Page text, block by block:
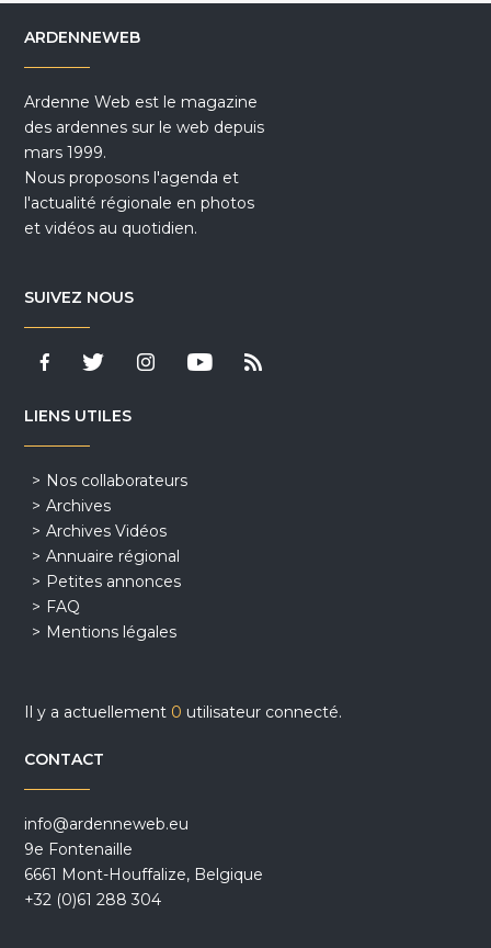
ARDENNEWEB
Ardenne Web est le magazine
des ardennes sur le web depuis
mars 1999.
Nous proposons l'agenda et
l'actualité régionale en photos
et vidéos au quotidien.
SUIVEZ NOUS
LIENS UTILES
Nos collaborateurs
Archives
Archives Vidéos
Annuaire régional
Petites annonces
FAQ
Mentions légales
Il y a actuellement 0 utilisateur connecté.
CONTACT
info@ardenneweb.eu
9e Fontenaille
6661 Mont-Houffalize, Belgique
+32 (0)61 288 304